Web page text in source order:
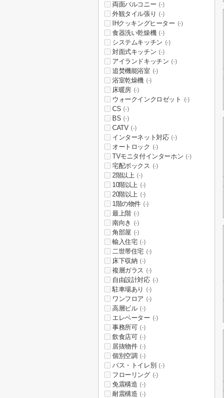
両面バルコニー (-)
外観タイル張り (-)
IHクッキングヒーター (-)
食器洗い乾燥機 (-)
システムキッチン (-)
対面式キッチン (-)
アイランドキッチン (-)
追焚機能浴室 (-)
浴室乾燥機 (-)
床暖房 (-)
ウォークインクロゼット (-)
CS (-)
BS (-)
CATV (-)
インターネット対応 (-)
オートロック (-)
TVモニタ付インターホン (-)
宅配ボックス (-)
2階以上 (-)
10階以上 (-)
20階以上 (-)
1階の物件 (-)
最上階 (-)
南向き (-)
角部屋 (-)
輸入住宅 (-)
二世帯住宅 (-)
床下収納 (-)
複層ガラス (-)
自由設計対応 (-)
駐車場あり (-)
ワンフロア (-)
高層ビル (-)
エレベーター (-)
事務所可 (-)
飲食店可 (-)
居抜物件 (-)
個別空調 (-)
バス・トイレ別 (-)
フローリング (-)
免震構造 (-)
耐震構造 (-)